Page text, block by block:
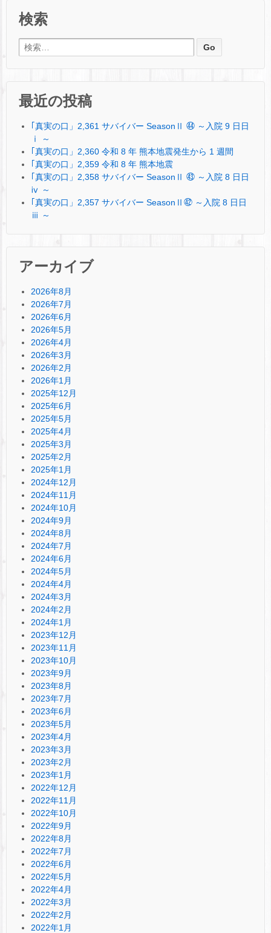
検索
検索:
最近の投稿
｢真実の口」2,361 サバイバー SeasonⅡ ㊹ ～入院 9 日日
ⅰ ～
｢真実の口」2,360 令和 8 年 熊本地震発生から 1 週間
｢真実の口」2,359 令和 8 年 熊本地震
｢真実の口」2,358 サバイバー SeasonⅡ ㊸ ～入院 8 日日
ⅳ ～
｢真実の口」2,357 サバイバー SeasonⅡ㊷ ～入院 8 日日
ⅲ ～
アーカイブ
2026年8月
2026年7月
2026年6月
2026年5月
2026年4月
2026年3月
2026年2月
2026年1月
2025年12月
2025年6月
2025年5月
2025年4月
2025年3月
2025年2月
2025年1月
2024年12月
2024年11月
2024年10月
2024年9月
2024年8月
2024年7月
2024年6月
2024年5月
2024年4月
2024年3月
2024年2月
2024年1月
2023年12月
2023年11月
2023年10月
2023年9月
2023年8月
2023年7月
2023年6月
2023年5月
2023年4月
2023年3月
2023年2月
2023年1月
2022年12月
2022年11月
2022年10月
2022年9月
2022年8月
2022年7月
2022年6月
2022年5月
2022年4月
2022年3月
2022年2月
2022年1月